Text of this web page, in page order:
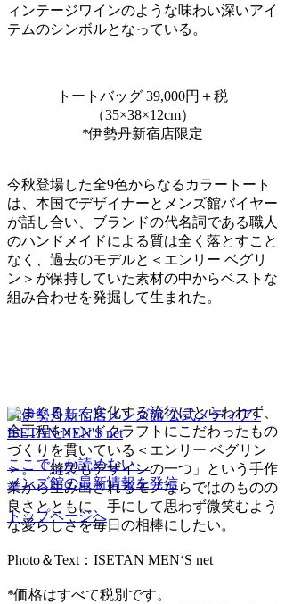
ィンテージワインのような味わい深いアイ
テムのシンボルとなっている。
トートバッグ 39,000円＋税
（35×38×12cm）
*伊勢丹新宿店限定
今秋登場した全9色からなるカラートート
は、本国でデザイナーとメンズ館バイヤー
が話し合い、ブランドの代名詞である職人
のハンドメイドによる質は全く落とすこと
なく、過去のモデルと＜エンリー ベグリ
ン＞が保持していた素材の中からベストな
組み合わせを発掘して生まれた。
目まぐるしく変化する流行にとらわれず、
全工程をハンドクラフトにこだわったもの
づくりを貫いている＜エンリー ベグリン
＞。「縫製もデザインの一つ」という手作
業から生み出されるモノならではのものの
良さとともに、手にして思わず微笑むよう
な愛らしさを毎日の相棒にしたい。
Photo＆Text：ISETAN MEN‘S net
*価格はすべて税別です。
ここでしか読めない、
メンズ館の最新情報を発信
トップページへ